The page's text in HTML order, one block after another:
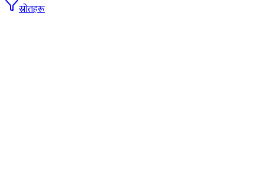
स्रोतहरू